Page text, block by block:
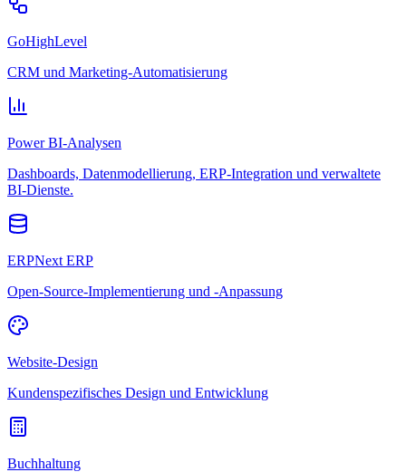
GoHighLevel
CRM und Marketing-Automatisierung
Power BI-Analysen
Dashboards, Datenmodellierung, ERP-Integration und verwaltete
BI-Dienste.
ERPNext ERP
Open-Source-Implementierung und -Anpassung
Website-Design
Kundenspezifisches Design und Entwicklung
Buchhaltung